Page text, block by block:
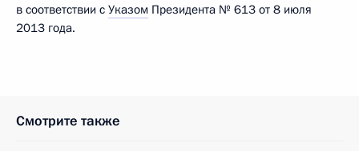
в соответствии с Указом Президента № 613 от 8 июля
2013 года.
Смотрите также